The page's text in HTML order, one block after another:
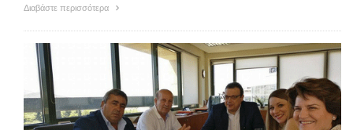
Διαβάστε περισσότερα